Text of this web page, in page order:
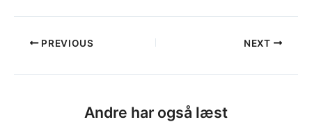
PostPREVIOUS NEXT
Andre har også læst